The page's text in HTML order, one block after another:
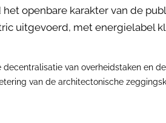
openbare karakter van de
uitgevoerd, met energielabel
van overheidstaken en
van de architectonische